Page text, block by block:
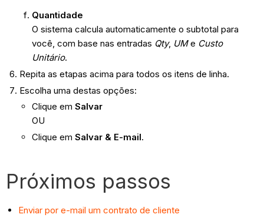
Quantidade
O sistema calcula automaticamente o subtotal para
você, com base nas entradas Qty, UMe Custo
Unitário.
Repita as etapas acima para todos os itens de linha.
Escolha uma destas opções:
Clique em Salvar
OU
Clique em Salvar & E-mail.
Próximos passos
Enviar por e-mail um contrato de cliente